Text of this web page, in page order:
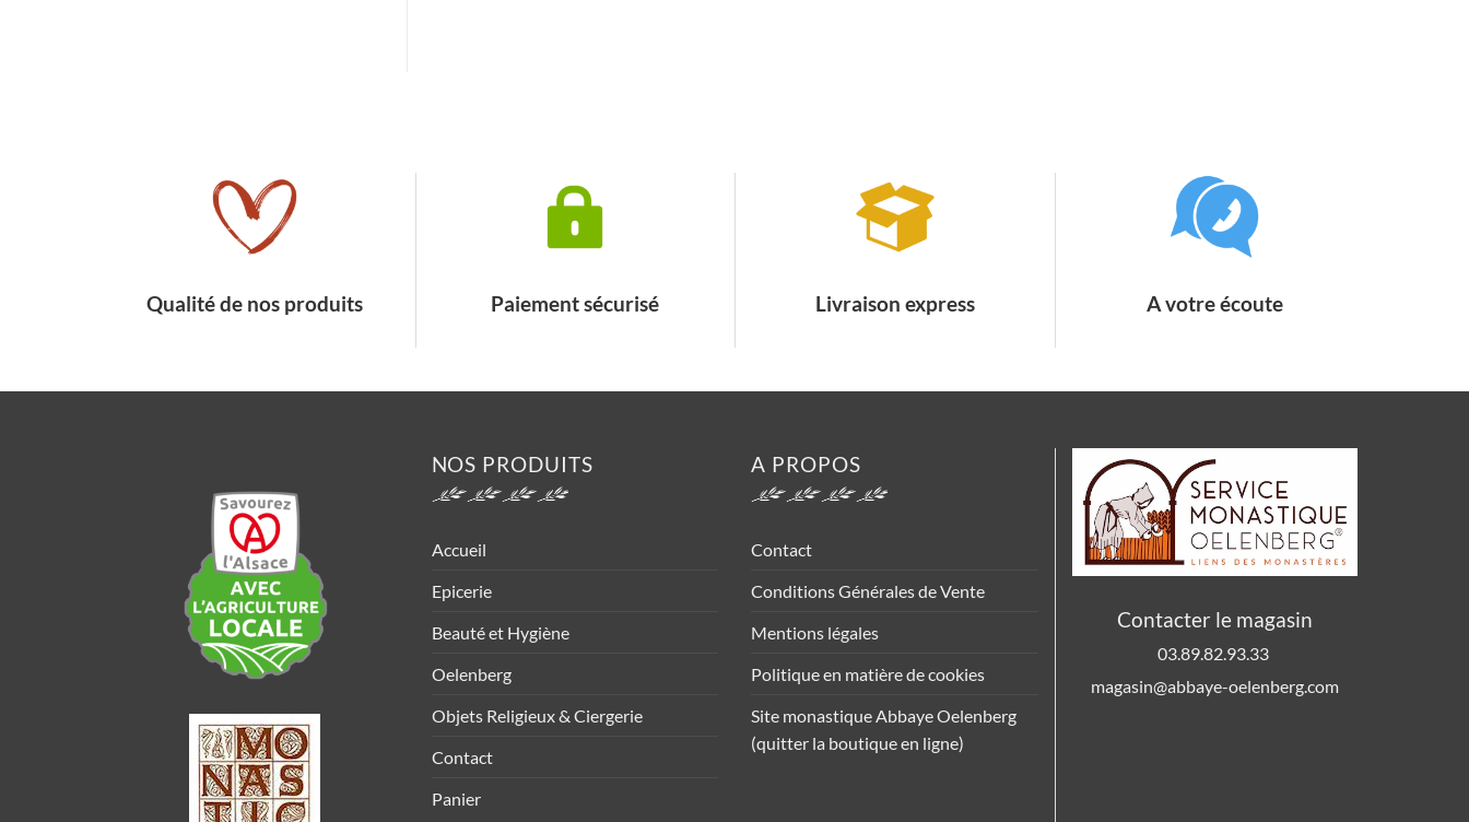
Qualité de nos produits Paiement sécurisé Livraison express A votre écoute
NOS PRODUITS
Accueil
Epicerie
Beauté et Hygiène
Oelenberg
Objets Religieux & Ciergerie
Contact
Panier
A PROPOS
Contact
Conditions Générales de Vente
Mentions légales
Politique en matière de cookies
Site monastique Abbaye Oelenberg
(quitter la boutique en ligne)
Contacter le magasin
03.89.82.93.33
magasin@abbaye-oelenberg.com